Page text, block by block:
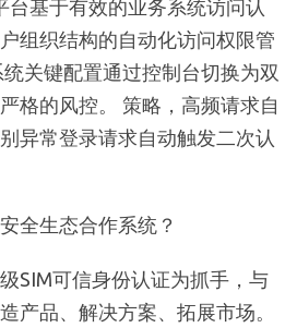
台基于有效的业务系统访问认
组织结构的自动化访问权限管
关键配置通过控制台切换为双
格的风控。 策略，高频请求自
异常登录请求自动触发二次认
全生态合作系统？
SIM可信身份认证为抓手，与
产品、解决方案、拓展市场。